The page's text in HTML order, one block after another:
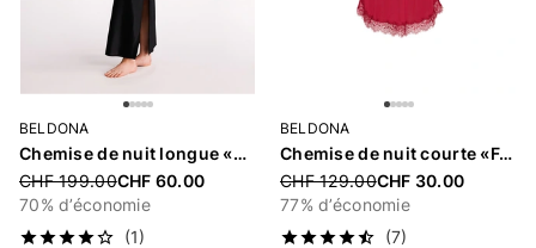
BELDONA
Chemise de nuit longue «Vela»
Price reduced from
CHF 199.00CHF 60.00
70% d’économie
(1)
BELDONA
Chemise de nuit courte «Feline»
Price reduced from
CHF 129.00CHF 30.00
77% d’économie
(7)